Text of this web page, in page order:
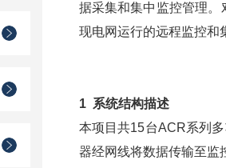
据采集和集中监控管理
现电网运行的远程监控和
1 系统结构描述
本项目共15台ACR系列
器经网线将数据传输至监